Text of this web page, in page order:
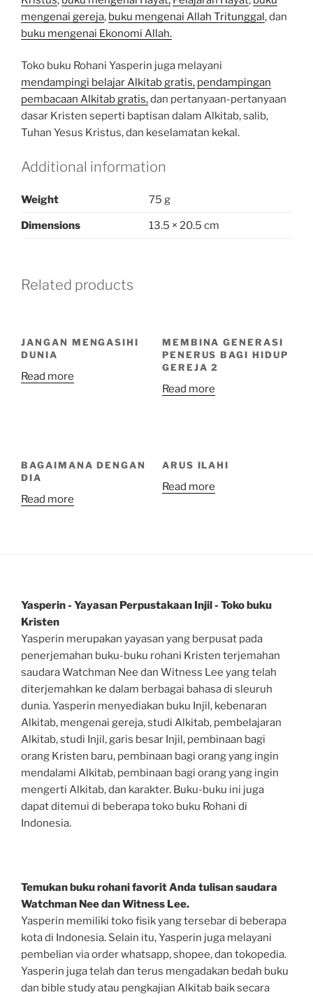
mengenai gereja, buku mengenai Allah Tritunggal, dan
buku mengenai Ekonomi Allah.
Toko buku Rohani Yasperin juga melayani
mendampingi belajar Alkitab gratis, pendampingan
pembacaan Alkitab gratis,dan pertanyaan-pertanyaan
dasar Kristen seperti baptisan dalam Alkitab, salib,
Tuhan Yesus Kristus, dan keselamatan kekal.
Additional information
Weight 75 g
Dimensions 13.5 × 20.5 cm
Related products
JANGAN MENGASIHI
DUNIA
Read more
MEMBINA GENERASI
PENERUS BAGI HIDUP
GEREJA 2
Read more
BAGAIMANA DENGAN
DIA
Read more
ARUS ILAHI
Read more
Yasperin - Yayasan Perpustakaan Injil - Toko buku
Kristen
Yasperin merupakan yayasan yang berpusat pada
penerjemahan buku-buku rohani Kristen terjemahan
saudara Watchman Nee dan Witness Lee yang telah
diterjemahkan ke dalam berbagai bahasa di sleuruh
dunia. Yasperin menyediakan buku Injil, kebenaran
Alkitab, mengenai gereja, studi Alkitab, pembelajaran
Alkitab, studi Injil, garis besar Injil, pembinaan bagi
orang Kristen baru, pembinaan bagi orang yang ingin
mendalami Alkitab, pembinaan bagi orang yang ingin
mengerti Alkitab, dan karakter. Buku-buku ini juga
dapat ditemui di beberapa toko buku Rohani di
Indonesia.
Temukan buku rohani favorit Anda tulisan saudara
Watchman Nee dan Witness Lee.
Yasperin memiliki toko fisik yang tersebar di beberapa
kota di Indonesia. Selain itu, Yasperin juga melayani
pembelian via order whatsapp, shopee, dan tokopedia.
Yasperin juga telah dan terus mengadakan bedah buku
dan bible study atau pengkajian Alkitab baik secara